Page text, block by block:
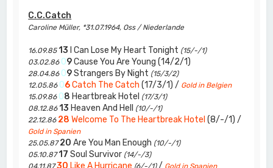
C.C.Catch
Caroline Müller, *31.07.1964, Oss / Niederlande
16.09.85 13 I Can Lose My Heart Tonight (15/-/1)
03.02.86 09Cause You Are Young (14/2/1)
28.04.86 09Strangers By Night (15/3/2)
12.05.86 06Catch The Catch (17/3/1) / Gold in Belgien
15.09.86 08 Heartbreak Hotel (17/3/1)
08.12.86 13 Heaven And Hell
(10/-/1)
22.12.86 28 Welcome To The Heartbreak Hotel (8/-/1) /
Gold in Spanien
25.05.87 20 Are You Man Enough (10/-/1)
05.10.87 17 Soul Survivor (14/-/3)